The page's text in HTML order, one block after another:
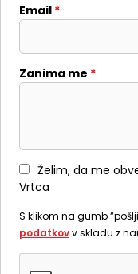
Email *
Zanima me *
Želim, da me
Vrtca
S klikom na gumb
podatkovv skladu z